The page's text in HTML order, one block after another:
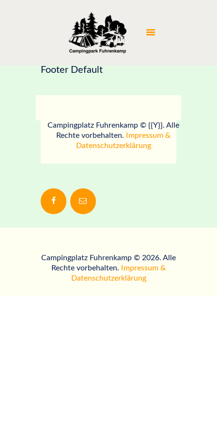
STARTSEITE
CAMPING
PREISE
UMGEBUNG
Footer Default
Campingplatz Fuhrenkamp © {{Y}}. Alle
Rechte vorbehalten.
Impressum &
Datenschutzerklärung
Campingplatz Fuhrenkamp © 2026. Alle
Rechte vorbehalten.
Impressum &
Datenschutzerklärung